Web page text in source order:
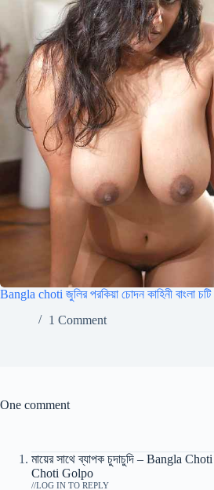
Bangla choti জুলির পরকিয়া চোদন কাহিনী বাংলা চটি
1 Comment
One comment
মায়ের সাথে ব্যাপক চুদাচুদি – Bangla
Choti Golpo
/ LOG IN TO REPLY